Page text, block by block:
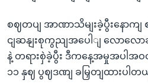
စဈတပျ အာဏာသိမျးခဲ့ပွီးနောကျ
ငျဆနျးစုကွညျအပေါျ လောလေ
နဲ့ တရားစှဲခဲ့ပွီး ဒီကနေ့အမှုအပါအဝ
၁၁ နှဈ ပွဈဒဏျ ခမြှတျထားပါတယ